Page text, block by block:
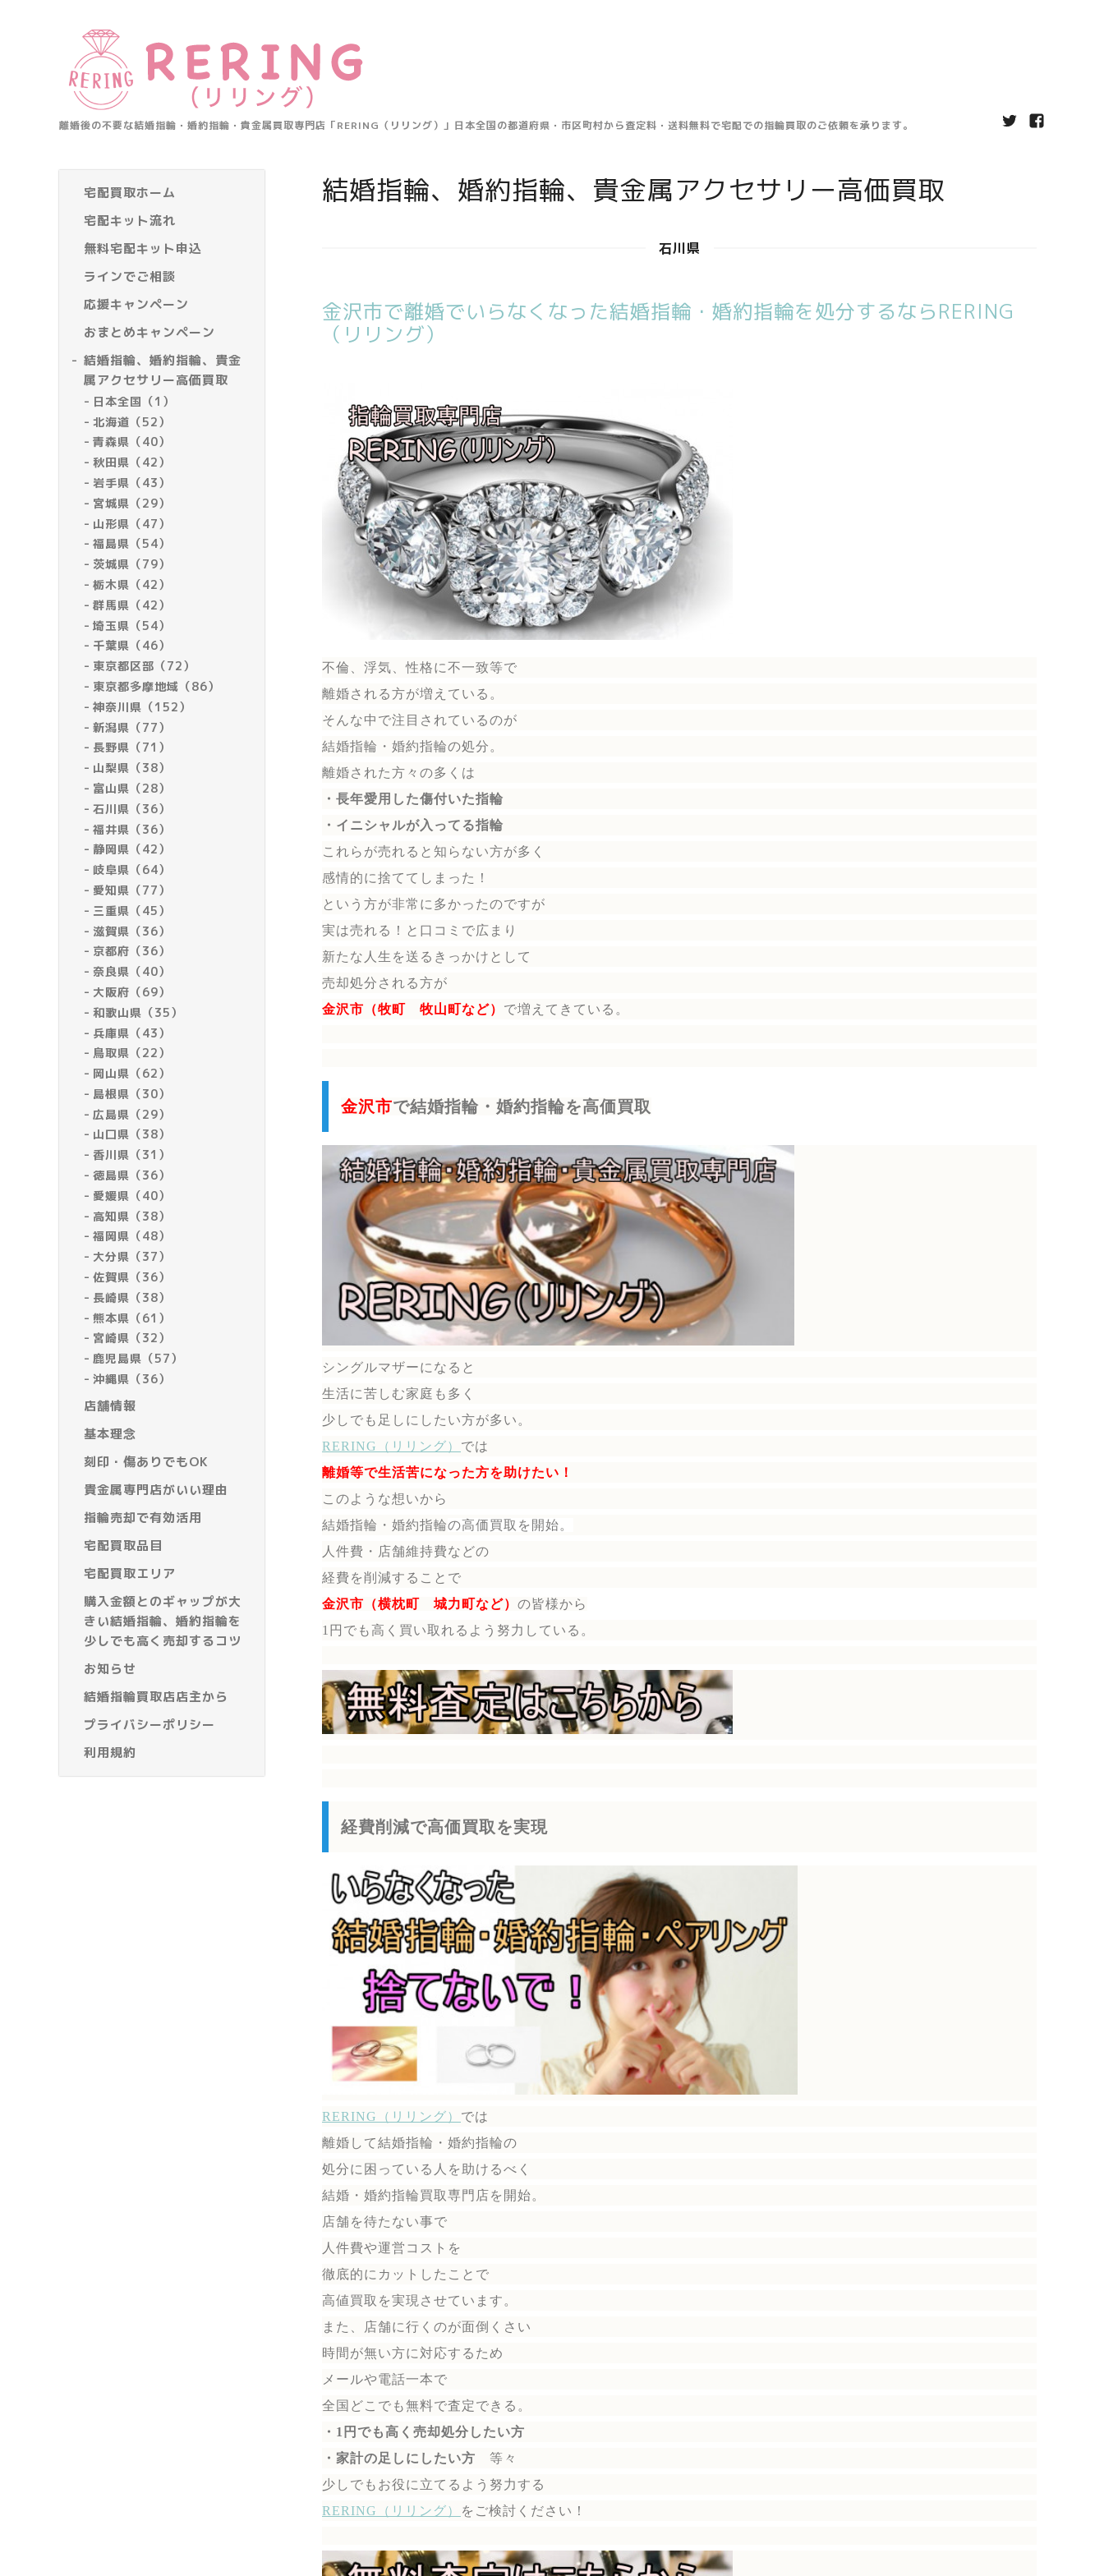
離婚後の不要な結婚指輪・婚約指輪・貴金属買取専門店「RERING（リリング）」日本全国の都道府県・市区町村から査定料・送料無料で宅配での指輪買取のご依頼を承ります。
宅配買取ホーム
宅配キット流れ
無料宅配キット申込
ラインでご相談
応援キャンペーン
おまとめキャンペーン
結婚指輪、婚約指輪、貴金
属アクセサリー高価買取
日本全国（1）
北海道（52）
青森県（40）
秋田県（42）
岩手県（43）
宮城県（29）
山形県（47）
福島県（54）
茨城県（79）
栃木県（42）
群馬県（42）
埼玉県（54）
千葉県（46）
東京都区部（72）
東京都多摩地域（86）
神奈川県（152）
新潟県（77）
長野県（71）
山梨県（38）
富山県（28）
石川県（36）
福井県（36）
静岡県（42）
岐阜県（64）
愛知県（77）
三重県（45）
滋賀県（36）
京都府（36）
奈良県（40）
大阪府（69）
和歌山県（35）
兵庫県（43）
鳥取県（22）
岡山県（62）
島根県（30）
広島県（29）
山口県（38）
香川県（31）
徳島県（36）
愛媛県（40）
高知県（38）
福岡県（48）
大分県（37）
佐賀県（36）
長崎県（38）
熊本県（61）
宮崎県（32）
鹿児島県（57）
沖縄県（36）
店舗情報
基本理念
刻印・傷ありでもOK
貴金属専門店がいい理由
指輪売却で有効活用
宅配買取品目
宅配買取エリア
購入金額とのギャップが大
きい結婚指輪、婚約指輪を
少しでも高く売却するコツ
お知らせ
結婚指輪買取店店主から
プライバシーポリシー
利用規約
結婚指輪、婚約指輪、貴金属アクセサリー高価買取
石川県
金沢市で離婚でいらなくなった結婚指輪・婚約指輪を処分するならRERING
（リリング）
不倫、浮気、性格に不一致等で
離婚される方が増えている。
そんな中で注目されているのが
結婚指輪 ・婚約指輪の処分。
離婚された方々の多くは
・長年愛用した傷付いた指輪
・イニシャルが入ってる指輪
これらが売れると知らない方が多く
感情的に捨ててしまった！
という方が非常に多かったのですが
実は売れる！と口コミで広まり
新たな人生を送る きっかけとして
売却処分される方が
金沢市（牧町 牧山町など） で増えてきている。
金沢市で結婚指輪・婚約指輪を高価買取
シングルマザーになると
生活に苦しむ家庭も多く
少しでも足しにしたい方が多い。
RERING（リリング） では
離婚等で生活苦になった方を助けたい！
このような想いから
結婚指輪・婚約指輪の高価買取を開始。
人件費・店舗維持費などの
経費を削減することで
金沢市（横枕町 城力町など） の皆様から
1円でも高く買い取れるよう努力している。
経費削減で高価買取を実現
RERING（リリング） では
離婚して結婚指輪・婚約指輪の
処分に困っている人を助けるべく
結婚・婚約指輪買取専門店を開始。
店舗を待たない事で
人件費や運営コストを
徹底的にカットしたことで
高値買取を実現させています。
また、店舗に行くのが面倒くさい
時間が無い方に対応するため
メールや電話一本で
全国どこでも無料で査定できる。
・1円でも高く売却処分したい方
・家計の足しにしたい方 等々
少しでもお役に立てるよう努力する
RERING（リリング）
を ご検討ください！